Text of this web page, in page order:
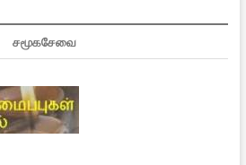
சமூகசேவை